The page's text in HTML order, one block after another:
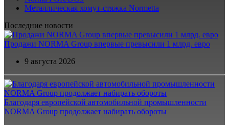
Металлическая хомут-стяжка Normetta
Последние новости
Продажи NORMA Group впервые превысили 1 млрд. евро
9 августа 2026
Благодаря европейской автомобильной промышленности
NORMA Group продолжает набирать обороты